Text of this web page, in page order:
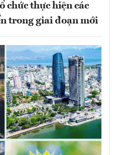
chức thực hiện các
trong giai đoạn mới